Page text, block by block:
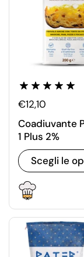
€12,10
Coadiuvante
1 Plus 2%
Scegli le